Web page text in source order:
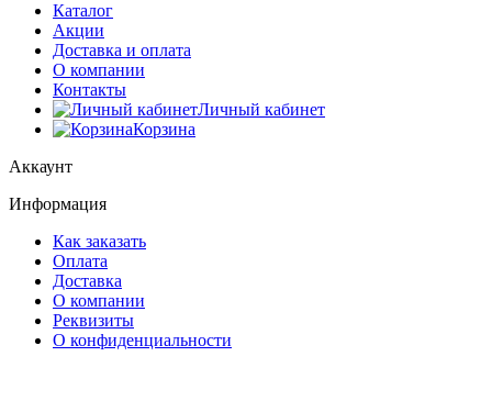
Каталог
Акции
Доставка и оплата
О компании
Контакты
Личный кабинет
Корзина
Аккаунт
Информация
Как заказать
Оплата
Доставка
О компании
Реквизиты
О конфиденциальности